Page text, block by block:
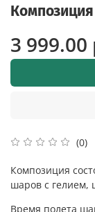
(0)
3 999.00
Композиция
шаров с гелием,
Время полета